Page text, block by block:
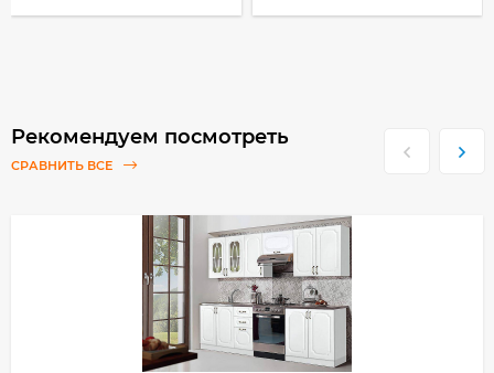
Рекомендуем посмотреть
СРАВНИТЬ ВСЕ